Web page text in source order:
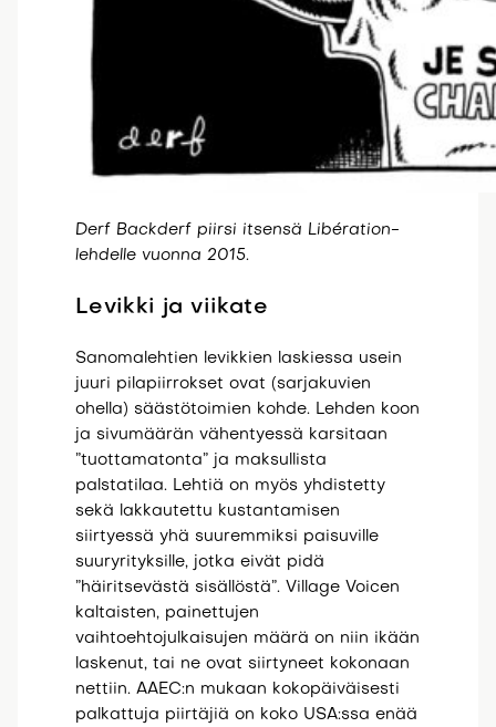
Derf Backderf piirsi itsensä Libération-
lehdelle vuonna 2015.
Levikki ja viikate
Sanomalehtien levikkien laskiessa usein
juuri pilapiirrokset ovat (sarjakuvien
ohella) säästötoimien kohde. Lehden koon
ja sivumäärän vähentyessä karsitaan
”tuottamatonta” ja maksullista
palstatilaa. Lehtiä on myös yhdistetty
sekä lakkautettu kustantamisen
siirtyessä yhä suuremmiksi paisuville
suuryrityksille, jotka eivät pidä
”häiritsevästä sisällöstä”. Village Voicen
kaltaisten, painettujen
vaihtoehtojulkaisujen määrä on niin ikään
laskenut, tai ne ovat siirtyneet kokonaan
nettiin. AAEC:n mukaan kokopäiväisesti
palkattuja piirtäjiä on koko USA:ssa enää